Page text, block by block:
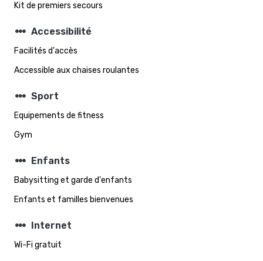
Kit de premiers secours
steppers Accessibilité
Facilités d'accès
Accessible aux chaises roulantes
steppers Sport
Equipements de fitness
Gym
steppers Enfants
Babysitting et garde d'enfants
Enfants et familles bienvenues
steppers Internet
Wi-Fi gratuit